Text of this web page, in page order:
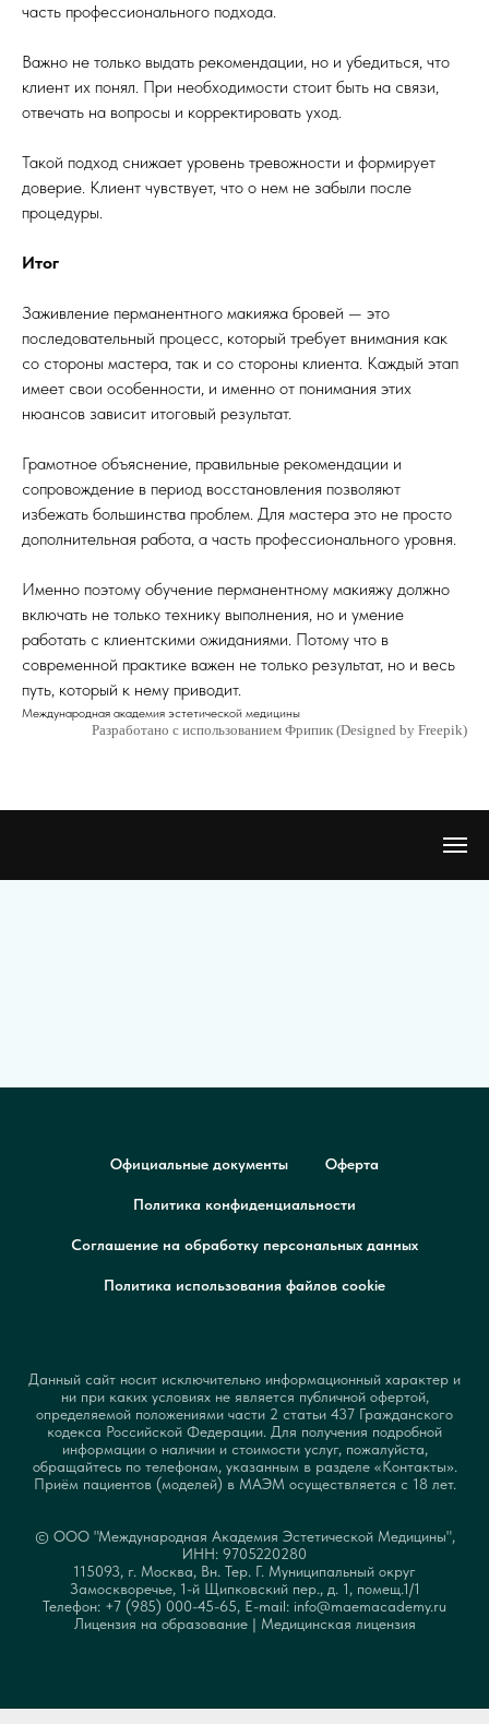
часть профессионального подхода.
Важно не только выдать рекомендации, но и убедиться, что
клиент их понял. При необходимости стоит быть на связи,
отвечать на вопросы и корректировать уход.
Такой подход снижает уровень тревожности и формирует
доверие. Клиент чувствует, что о нем не забыли после
процедуры.
Итог
Заживление перманентного макияжа бровей — это
последовательный процесс, который требует внимания как
со стороны мастера, так и со стороны клиента. Каждый этап
имеет свои особенности, и именно от понимания этих
нюансов зависит итоговый результат.
Грамотное объяснение, правильные рекомендации и
сопровождение в период восстановления позволяют
избежать большинства проблем. Для мастера это не просто
дополнительная работа, а часть профессионального уровня.
Именно поэтому обучение перманентному макияжу должно
включать не только технику выполнения, но и умение
работать с клиентскими ожиданиями. Потому что в
современной практике важен не только результат, но и весь
путь, который к нему приводит.
Международная академия эстетической медицины
Разработано с использованием Фрипик (Designed by Freepik)
Официальные документы Оферта
Политика конфиденциальности
Соглашение на обработку персональных данных
Политика использования файлов cookie
Данный сайт носит исключительно информационный характер и
ни при каких условиях не является публичной офертой,
определяемой положениями части 2 статьи 437 Гражданского
кодекса Российской Федерации. Для получения подробной
информации о наличии и стоимости услуг, пожалуйста,
обращайтесь по телефонам, указанным в разделе «Контакты».
Приём пациентов (моделей) в МАЭМ осуществляется с 18 лет.
© ООО "Международная Академия Эстетической Медицины",
ИНН: 9705220280
115093, г. Москва, Вн. Тер. Г. Муниципальный округ
Замоскворечье, 1-й Щипковский пер., д. 1, помещ.1/1
Телефон: +7 (985) 000-45-65, E-mail: info@maemacademy.ru
Лицензия на образование| Медицинская лицензия